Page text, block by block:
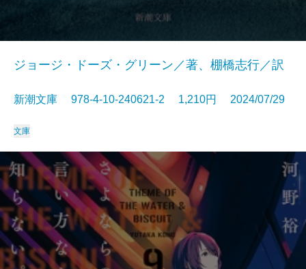
ジョージ・ドーズ・グリーン／著、棚橋志行／訳
新潮文庫 978-4-10-240621-2 1,210円 2024/07/29
文庫